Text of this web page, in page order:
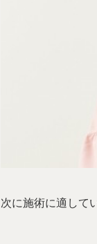
次に施術に適して